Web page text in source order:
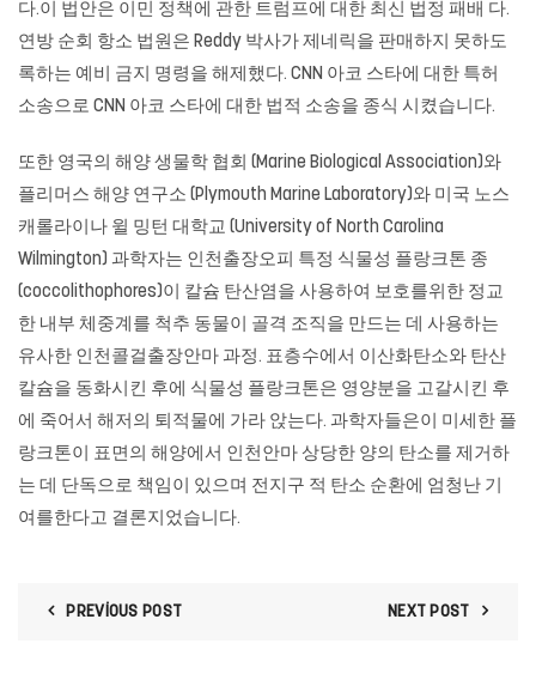
다.이 법안은 이민 정책에 관한 트럼프에 대한 최신 법정 패배 다.
연방 순회 항소 법원은 Reddy 박사가 제네릭을 판매하지 못하도
록하는 예비 금지 명령을 해제했다. CNN 아코 스타에 대한 특허
소송으로 CNN 아코 스타에 대한 법적 소송을 종식 시켰습니다.
또한 영국의 해양 생물학 협회 (Marine Biological Association)와
플리머스 해양 연구소 (Plymouth Marine Laboratory)와 미국 노스
캐롤라이나 윌 밍턴 대학교 (University of North Carolina
Wilmington) 과학자는 인천출장오피 특정 식물성 플랑크톤 종
(coccolithophores)이 칼슘 탄산염을 사용하여 보호를위한 정교
한 내부 체중계를 척추 동물이 골격 조직을 만드는 데 사용하는
유사한 인천콜걸출장안마 과정. 표층수에서 이산화탄소와 탄산
칼슘을 동화시킨 후에 식물성 플랑크톤은 영양분을 고갈시킨 후
에 죽어서 해저의 퇴적물에 가라 앉는다. 과학자들은이 미세한 플
랑크톤이 표면의 해양에서 인천안마 상당한 양의 탄소를 제거하
는 데 단독으로 책임이 있으며 전지구 적 탄소 순환에 엄청난 기
여를한다고 결론지었습니다.
PREVIOUS POST NEXT POST